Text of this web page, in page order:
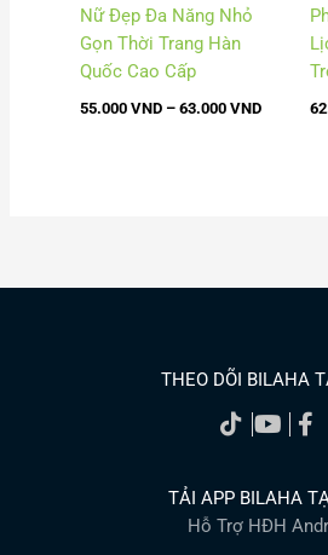
Nữ Đẹp Đa Năng Nhỏ
Gọn Thời Trang Hàn
Quốc Cao Cấp
55.000VND – 63.000VND
THEO DÕI BILAHA
TẢI APP BILAHA
Hỗ Trợ HĐH